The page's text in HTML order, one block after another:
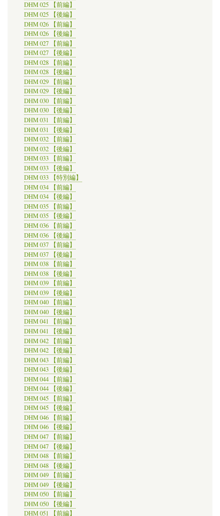
DHM 025 【前編】
DHM 025 【後編】
DHM 026 【前編】
DHM 026 【後編】
DHM 027 【前編】
DHM 027 【後編】
DHM 028 【前編】
DHM 028 【後編】
DHM 029 【前編】
DHM 029 【後編】
DHM 030 【前編】
DHM 030 【後編】
DHM 031 【前編】
DHM 031 【後編】
DHM 032 【前編】
DHM 032 【後編】
DHM 033 【前編】
DHM 033 【後編】
DHM 033 【特別編】
DHM 034 【前編】
DHM 034 【後編】
DHM 035 【前編】
DHM 035 【後編】
DHM 036 【前編】
DHM 036 【後編】
DHM 037 【前編】
DHM 037 【後編】
DHM 038 【前編】
DHM 038 【後編】
DHM 039 【前編】
DHM 039 【後編】
DHM 040 【前編】
DHM 040 【後編】
DHM 041 【前編】
DHM 041 【後編】
DHM 042 【前編】
DHM 042 【後編】
DHM 043 【前編】
DHM 043 【後編】
DHM 044 【前編】
DHM 044 【後編】
DHM 045 【前編】
DHM 045 【後編】
DHM 046 【前編】
DHM 046 【後編】
DHM 047 【前編】
DHM 047 【後編】
DHM 048 【前編】
DHM 048 【後編】
DHM 049 【前編】
DHM 049 【後編】
DHM 050 【前編】
DHM 050 【後編】
DHM 051 【前編】